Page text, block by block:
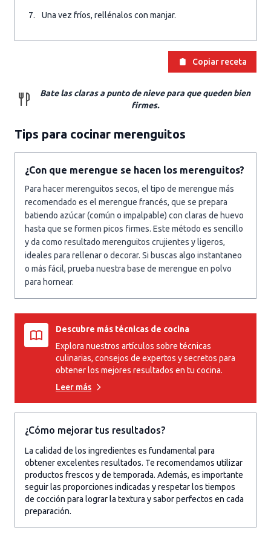
Una vez fríos, rellénalos con manjar.
Copiar receta
Bate las claras a punto de nieve para que queden bien
firmes.
Tips para cocinar merenguitos
¿Con que merengue se hacen los merenguitos?
Para hacer merenguitos secos, el tipo de merengue más
recomendado es el merengue francés, que se prepara
batiendo azúcar (común o impalpable) con claras de huevo
hasta que se formen picos firmes. Este método es sencillo
y da como resultado merenguitos crujientes y ligeros,
ideales para rellenar o decorar. Si buscas algo instantaneo
o más fácil, prueba nuestra base de merengue en polvo
para hornear.
Descubre más técnicas de cocina
Explora nuestros artículos sobre técnicas
culinarias, consejos de expertos y secretos para
obtener los mejores resultados en tu cocina.
Leer más
¿Cómo mejorar tus resultados?
La calidad de los ingredientes es fundamental para
obtener excelentes resultados. Te recomendamos utilizar
productos frescos y de temporada. Además, es importante
seguir las proporciones indicadas y respetar los tiempos
de cocción para lograr la textura y sabor perfectos en cada
preparación.